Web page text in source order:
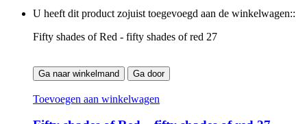
U heeft dit product zojuist toegevoegd aan de winkelwagen::
Fifty shades of Red - fifty shades of red 27
Ga naar winkelmand Ga door
Toevoegen aan winkelwagen